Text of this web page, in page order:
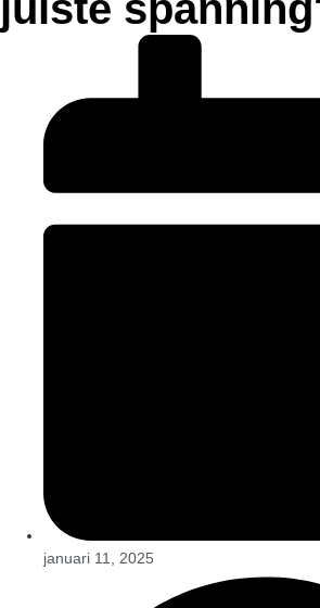
januari 11, 2025